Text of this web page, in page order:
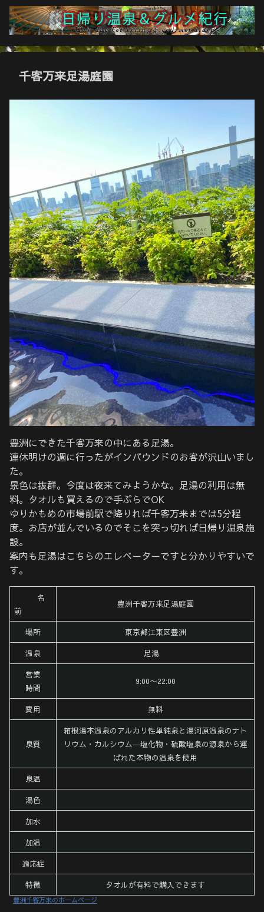
千客万来足湯庭園
豊洲にできた千客万来の中にある足湯。
連休明けの週に行ったがインバウンドのお客が沢山いまし
た。
景色は抜群。今度は夜来てみようかな。足湯の利用は無
料。タオルも買えるので手ぶらでOK
ゆりかもめの市場前駅で降りれば千客万来までは5分程
度。お店が並んでいるのでそこを突っ切れば日帰り温泉施
設。
案内も足湯はこちらのエレベーターですと分かりやすいで
す。
名
前
豊洲千客万来足湯庭園
場所 東京都江東区豊洲
温泉 足湯
営業
時間
9:00〜22:00
費用 無料
泉質
箱根湯本温泉のアルカリ性単純泉と湯河原温泉のナト
リウム・カルシウム―塩化物・硫酸塩泉の源泉から運
ばれた本物の温泉を使用
泉温
湯色
加水
加温
適応症
特徴 タオルが有料で購入できます
豊洲千客万来のホームページ